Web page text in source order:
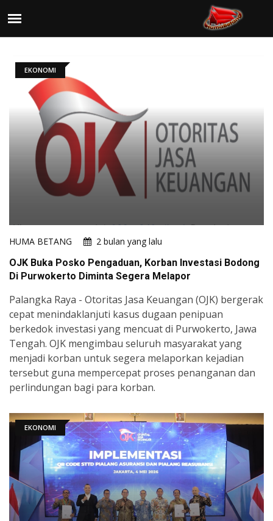
EKONOMI
HUMA BETANG
2 bulan yang lalu
OJK Buka Posko Pengaduan, Korban Investasi Bodong
Di Purwokerto Diminta Segera Melapor
Palangka Raya - Otoritas Jasa Keuangan (OJK) bergerak
cepat menindaklanjuti kasus dugaan penipuan
berkedok investasi yang mencuat di Purwokerto, Jawa
Tengah. OJK mengimbau seluruh masyarakat yang
menjadi korban untuk segera melaporkan kejadian
tersebut guna mempercepat proses penanganan dan
perlindungan bagi para korban.
EKONOMI